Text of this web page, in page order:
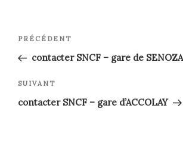
Navigation
de
l’article
Article
précédent
PRÉCÉDENT
contacter SNCF – gare de
Article
suivant
SUIVANT
contacter SNCF – gare d’ACCOLAY